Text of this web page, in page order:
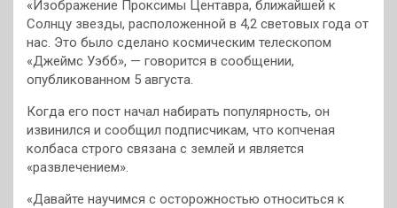
«Изображение Проксимы Центавра, ближайшей к
Солнцу звезды, расположенной в 4,2 световых года от
нас. Это было сделано космическим телескопом
«Джеймс Уэбб», — говорится в сообщении,
опубликованном 5 августа.
Когда его пост начал набирать популярность, он
извинился и сообщил подписчикам, что копченая
колбаса строго связана с землей и является
«развлечением».
«Давайте научимся с осторожностью относиться к